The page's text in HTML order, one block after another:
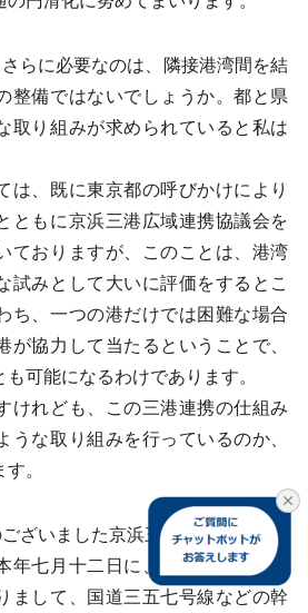
らに必要なのは、隣接港湾間を結
整備ではないでしょうか。都と県
取り組みが求められていると私は
、既に東京都の呼びかけにより
ともに京浜三港広域連携協議会を
ておりますが、このことは、港湾
試みとして大いに評価をするとこ
ち、一つの港だけでは困難な場合
が協力して当たるということで、
可能になるわけであります。
けれども、この三港連携の仕組み
うな取り組みを行っているのか、
。
ざいました京浜三港広域連携協議
年七月十二日に、東京、川崎、横
まして、国道三五七号線などの幹